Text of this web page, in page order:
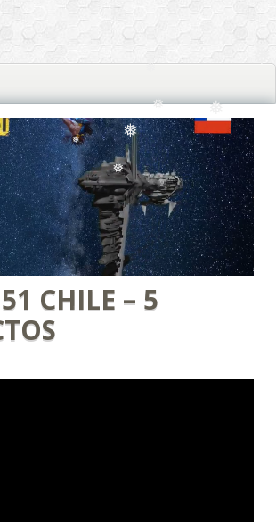
❅❅
❅ ❅
❅
❅
❅
❅
❅
CHILE – 5